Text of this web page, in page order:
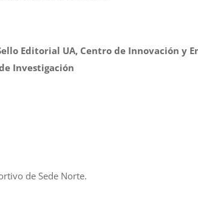
Editorial UA, Centro de Innovación y
Investigación
de Sede Norte.